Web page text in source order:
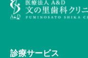
診療サービス